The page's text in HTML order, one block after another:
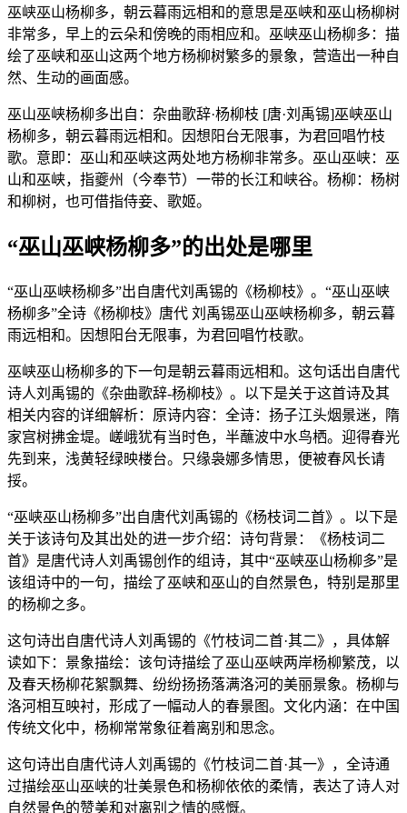
巫峡巫山杨柳多，朝云暮雨远相和的意思是巫峡和巫山杨柳树
非常多，早上的云朵和傍晚的雨相应和。巫峡巫山杨柳多：描
绘了巫峡和巫山这两个地方杨柳树繁多的景象，营造出一种自
然、生动的画面感。
巫山巫峡杨柳多出自：杂曲歌辞·杨柳枝 [唐·刘禹锡]巫峡巫山
杨柳多，朝云暮雨远相和。因想阳台无限事，为君回唱竹枝
歌。意即：巫山和巫峡这两处地方杨柳非常多。巫山巫峡：巫
山和巫峡，指夔州（今奉节）一带的长江和峡谷。杨柳：杨树
和柳树，也可借指侍妾、歌姬。
“巫山巫峡杨柳多”的出处是哪里
“巫山巫峡杨柳多”出自唐代刘禹锡的《杨柳枝》。“巫山巫峡
杨柳多”全诗《杨柳枝》唐代 刘禹锡巫山巫峡杨柳多，朝云暮
雨远相和。因想阳台无限事，为君回唱竹枝歌。
巫峡巫山杨柳多的下一句是朝云暮雨远相和。这句话出自唐代
诗人刘禹锡的《杂曲歌辞-杨柳枝》。以下是关于这首诗及其
相关内容的详细解析：原诗内容：全诗：扬子江头烟景迷，隋
家宫树拂金堤。嵯峨犹有当时色，半蘸波中水鸟栖。迎得春光
先到来，浅黄轻绿映楼台。只缘袅娜多情思，便被春风长请
挼。
“巫峡巫山杨柳多”出自唐代刘禹锡的《杨枝词二首》。以下是
关于该诗句及其出处的进一步介绍：诗句背景：《杨枝词二
首》是唐代诗人刘禹锡创作的组诗，其中“巫峡巫山杨柳多”是
该组诗中的一句，描绘了巫峡和巫山的自然景色，特别是那里
的杨柳之多。
这句诗出自唐代诗人刘禹锡的《竹枝词二首·其二》，具体解
读如下：景象描绘：该句诗描绘了巫山巫峡两岸杨柳繁茂，以
及春天杨柳花絮飘舞、纷纷扬扬落满洛河的美丽景象。杨柳与
洛河相互映衬，形成了一幅动人的春景图。文化内涵：在中国
传统文化中，杨柳常常象征着离别和思念。
这句诗出自唐代诗人刘禹锡的《竹枝词二首·其一》，全诗通
过描绘巫山巫峡的壮美景色和杨柳依依的柔情，表达了诗人对
自然景色的赞美和对离别之情的感慨。